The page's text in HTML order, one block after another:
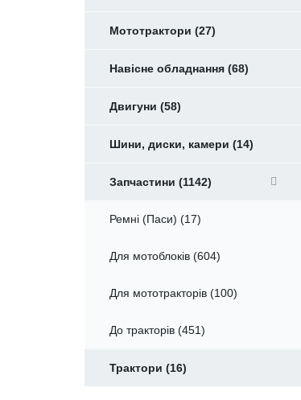
Мототрактори (27)
Навісне обладнання (68)
Двигуни (58)
Шини, диски, камери (14)
Запчастини (1142)
Ремні (Паси) (17)
Для мотоблоків (604)
Для мототракторів (100)
До тракторів (451)
Трактори (16)